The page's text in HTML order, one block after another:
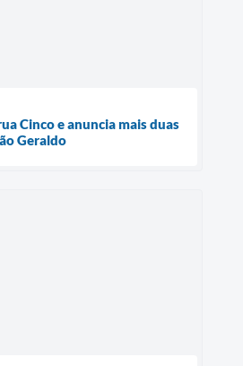
Cinco e anuncia mais duas
Geraldo